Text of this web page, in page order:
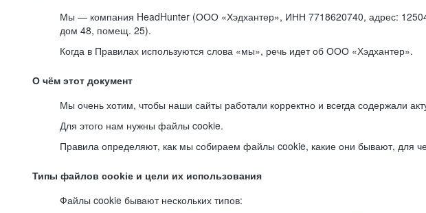
Мы — компания HeadHunter (ООО «Хэдхантер», ИНН 7718620740, адрес:
дом 48, помещ. 25).
Когда в Правилах используются слова «мы», речь идет об ООО «Хэдхантер».
О чём этот документ
Мы очень хотим, чтобы наши сайты работали корректно и всегда содержали
Для этого нам нужны файлы cookie.
Правила определяют, как мы собираем файлы cookie, какие они бывают, для
Типы файлов cookie и цели их использования
Файлы cookie бывают нескольких типов: